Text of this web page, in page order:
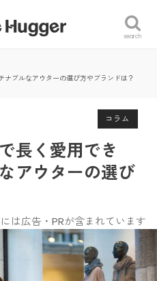
search
ブルなアウターの選び方やブランドは？
コラム
長く愛用でき
アウターの選び
は広告・PRが含まれています